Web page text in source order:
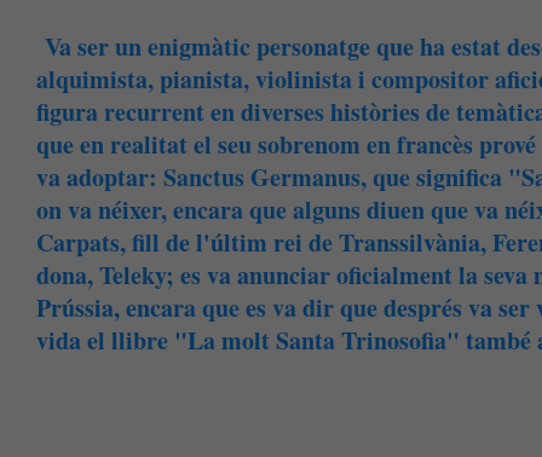
Va ser un enigmàtic personatge que ha estat
alquimista, pianista, violinista i compositor
figura recurrent en diverses històries de
que en realitat el seu sobrenom en francès
va adoptar: Sanctus Germanus, que significa
on va néixer, encara que alguns diuen que va
Carpats, fill de l'últim rei de Transsilvània,
dona, Teleky; es va anunciar oficialment la
Prússia, encara que es va dir que després va
vida el llibre "La molt Santa Trinosofia" també